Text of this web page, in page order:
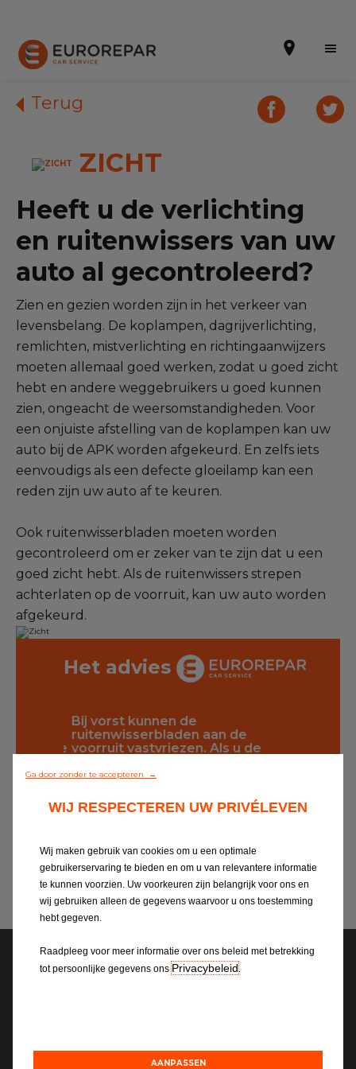
Een afspraak maken
Online offertes
EUREPAR Pech Service
Onze occasions
Over ons
Werkzaamheden
Elektrisch & Hybride specialist
Ons assortiment
Contact
Toegang aangesloten garages
Deelnemer van het netwerk worden
Terug
ZICHT
Heeft u de verlichting
en ruitenwissers van uw
auto al gecontroleerd?
Zien en gezien worden zijn in het verkeer van
levensbelang. De koplampen, dagrijverlichting,
remlichten, mistverlichting en richtingaanwijzers
moeten allemaal goed werken, zodat u goed zicht
hebt en andere weggebruikers u goed kunnen
zien, ongeacht de weersomstandigheden. Voor
een onjuiste afstelling van de koplampen kan uw
auto bij de APK worden afgekeurd. En zelfs iets
eenvoudigs als een defecte gloeilamp kan een
reden zijn uw auto af te keuren.
Ook ruitenwisserbladen moeten worden
gecontroleerd om er zeker van te zijn dat u een
goed zicht hebt. Als de ruitenwissers strepen
achterlaten op de voorruit, kan uw auto worden
afgekeurd.
Het advies
Bij vorst kunnen de
ruitenwisserbladen aan de
voorruit vastvriezen. Als u de
ze zijn ontdooid, kunnen de
raken.
Maak de voorruit ijsvrij voordat u
Uw vragen
Wanneer ik ‘s nachts rijd, dan merk ik dat
Ga door zonder te accepteren →
WIJ RESPECTEREN UW PRIVÉLEVEN
Wij maken gebruik van cookies om u een optimale
gebruikerservaring te bieden en om u van relevantere informatie
te kunnen voorzien. Uw voorkeuren zijn belangrijk voor ons en
wij gebruiken alleen de gegevens waarvoor u ons toestemming
hebt gegeven.
Raadpleeg voor meer informatie over ons beleid met betrekking
tot persoonlijke gegevens onsPrivacybeleid.
AANPASSEN